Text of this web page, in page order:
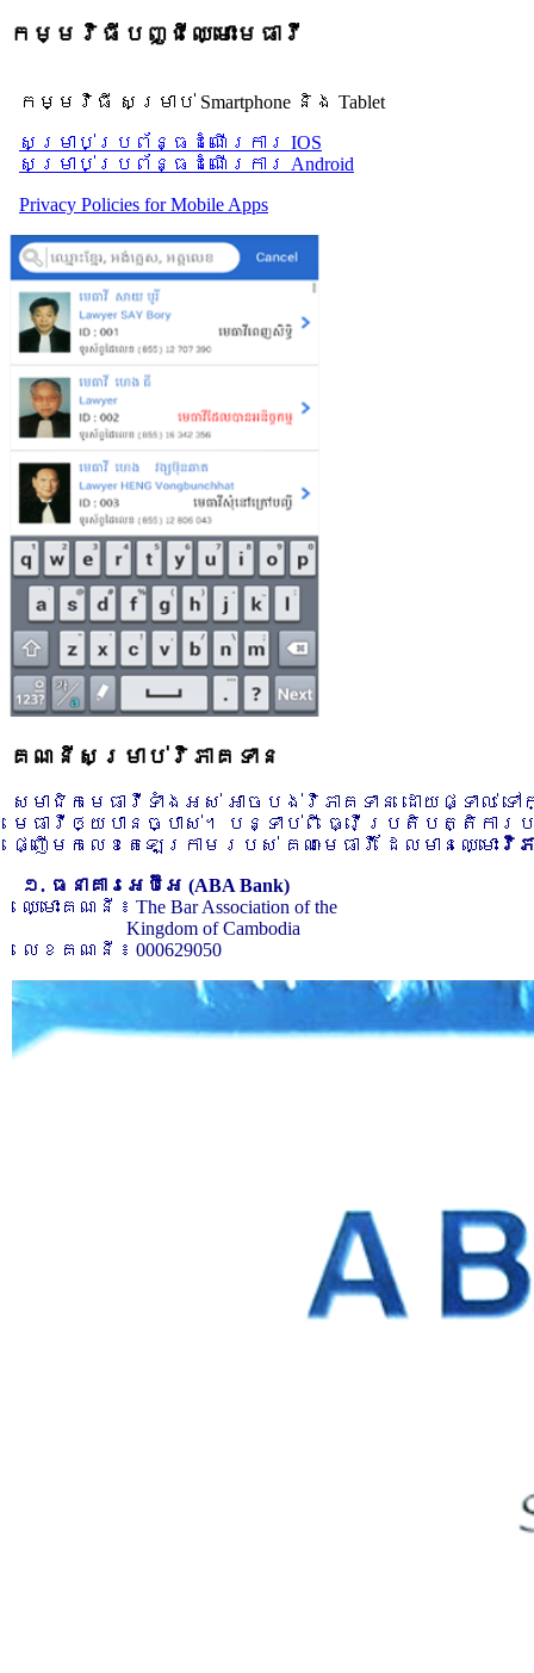
កម្មវិធីបញ្ជីឈ្មោះមេធាវី
កម្មវិធី សម្រាប់ Smartphone និង Tablet
សម្រាប់​ប្រព័ន្ធដំណើរការ IOS
សម្រាប់​ប្រព័ន្ធដំណើរការ Android
Privacy Policies for Mobile Apps
គណនីសម្រាប់វិភាគទាន
សមាជិកមេធាវីទាំងអស់ អាចបង់វិភាគទាន ដោយផ្ទាល់
មេធាវីឲ្យបានច្បាស់។ បន្ទាប់ពី ធ្វើប្រតិបត្តិកា
ផ្ញើមកលេខតេឡេក្រាមរបស់ គណៈមេធាវី ដែលមានឈ្មោះ វិភ
១. ធនាគារអេប៊ីអេ (ABA Bank)
ឈ្មោះគណនី ៖ The Bar Association of the
Kingdom of Cambodia
លេខគណនី ៖ 000629050